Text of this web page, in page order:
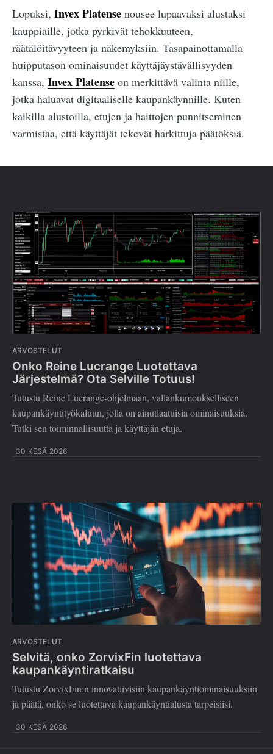
Lopuksi, Invex Platense nousee lupaavaksi alustaksi
kauppiaille, jotka pyrkivät tehokkuuteen,
räätälöitävyyteen ja näkemyksiin. Tasapainottamalla
huipputason ominaisuudet käyttäjäystävällisyyden
kanssa, Invex Platense on merkittävä valinta niille,
jotka haluavat digitaaliselle kaupankäynnille. Kuten
kaikilla alustoilla, etujen ja haittojen punnitseminen
varmistaa, että käyttäjät tekevät harkittuja päätöksiä.
ARVOSTELUT
Onko Reine Lucrange Luotettava
Järjestelmä? Ota Selville Totuus!
Tutustu Reine Lucrange-ohjelmaan, vallankumoukselliseen
kaupankäyntityökaluun, jolla on ainutlaatuisia ominaisuuksia.
Tutki sen toiminnallisuutta ja käyttäjän etuja.
30 KESÄ 2026
ARVOSTELUT
Selvitä, onko ZorvixFin luotettava
kaupankäyntiratkaisu
Tutustu ZorvixFin:n innovatiivisiin kaupankäyntiominaisuuksiin
ja päätä, onko se luotettava kaupankäyntialusta tarpeisiisi.
30 KESÄ 2026